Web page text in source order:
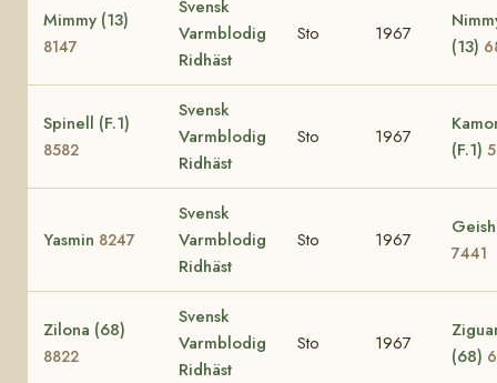
Mimmy (13)
8147
Svensk
Varmblodig
Ridhäst
Sto 1967
(13)
Spinell (F.1)
8582
Svensk
Varmblodig
Ridhäst
Sto 1967
(F.1)
Yasmin 8247
Svensk
Varmblodig
Ridhäst
Sto 1967
7441
Zilona (68)
8822
Svensk
Varmblodig
Ridhäst
Sto 1967
(68)